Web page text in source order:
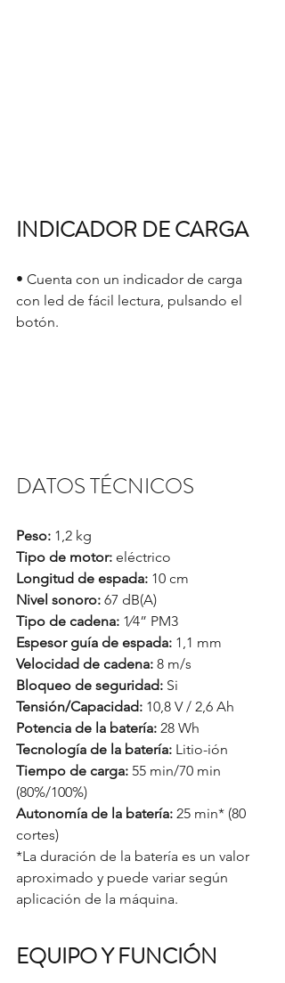
INDICADOR DE CARGA
• Cuenta con un indicador de carga
con led de fácil lectura, pulsando el
botón.
DATOS TÉCNICOS
Peso: 1,2 kg
Tipo de motor: eléctrico
Longitud de espada: 10 cm
Nivel sonoro: 67 dB(A)
Tipo de cadena: 1⁄4” PM3
Espesor guía de espada: 1,1 mm
Velocidad de cadena: 8 m/s
Bloqueo de seguridad: Si
Tensión/Capacidad: 10,8 V / 2,6 Ah
Potencia de la batería: 28 Wh
Tecnología de la batería: Litio-ión
Tiempo de carga: 55 min/70 min
(80%/100%)
Autonomía de la batería: 25 min* (80
cortes)
*La duración de la batería es un valor
aproximado y puede variar según
aplicación de la máquina.
EQUIPO Y FUNCIÓN